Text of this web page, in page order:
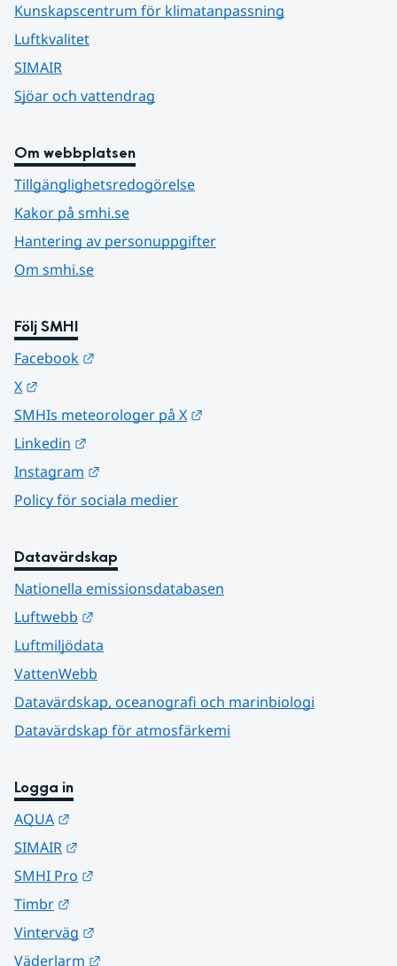
Kunskapscentrum för klimatanpassning
Luftkvalitet
SIMAIR
Sjöar och vattendrag
Om webbplatsen
Tillgänglighetsredogörelse
Kakor på smhi.se
Hantering av personuppgifter
Om smhi.se
Följ SMHI
Facebook
X
SMHIs meteorologer på X
Linkedin
Instagram
Policy för sociala medier
Datavärdskap
Nationella emissionsdatabasen
Luftwebb
Luftmiljödata
VattenWebb
Datavärdskap, oceanografi och marinbiologi
Datavärdskap för atmosfärkemi
Logga in
AQUA
SIMAIR
SMHI Pro
Timbr
Vinterväg
Väderlarm